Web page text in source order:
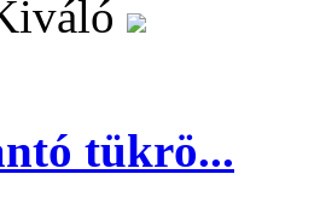
tükrö...